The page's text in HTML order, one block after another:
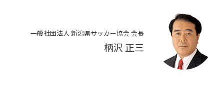
一般社団法人 新潟県サッカー協会 会長
柄沢 正三